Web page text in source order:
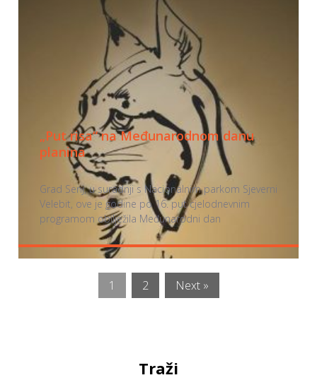
„Put risa“ na Međunarodnom danu
planina
Grad Senj, u suradnji s Nacionalnim parkom Sjeverni
Velebit, ove je godine po 16. put cjelodnevnim
programom obilježila Međunarodni dan
1 2 Next »
Traži